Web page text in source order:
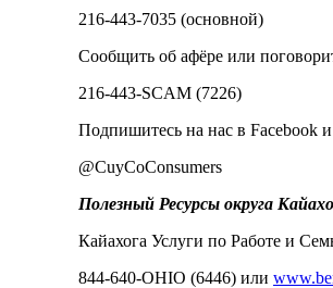
216-443-7035 (основной)
Сообщить об афёре или
216-443-SCAM (7226)
Подпишитесь на нас в Facebook
@CuyCoConsumers
Полезный Ресурсы округа
Кайахога Услуги по Работе и
844-640-OHIO (6446) или